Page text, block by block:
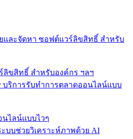
ลิขสิทธิ์ สำหรับองค์กร ฯลฯ
ไลน์แบบไวๆ